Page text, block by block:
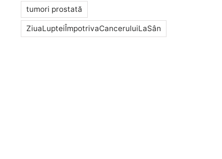
tumori prostată
ZiuaLupteiÎmpotrivaCanceruluiLaSân